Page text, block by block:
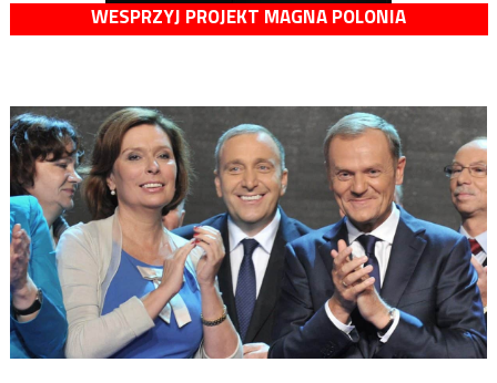
WESPRZYJ PROJEKT MAGNA POLONIA